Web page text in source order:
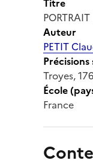
Auteur
PETIT
Troyes,
École
France